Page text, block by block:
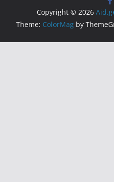
Copyright © 2026
Theme: ColorMag by